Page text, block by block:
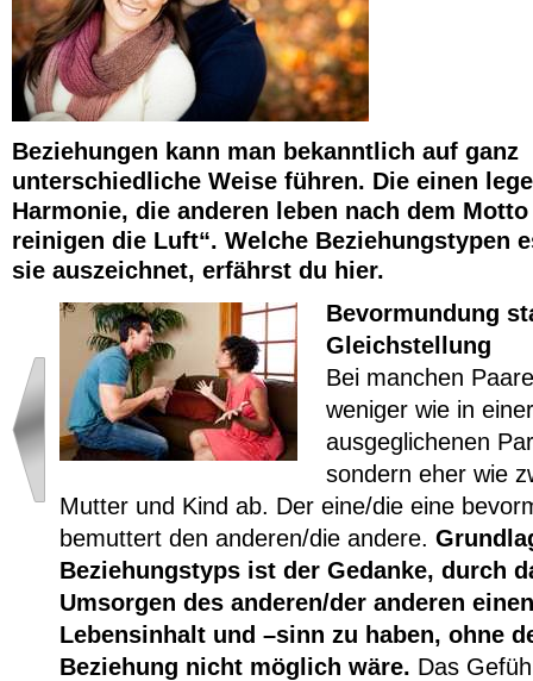
Beziehungen kann man bekanntlich auf ganz
unterschiedliche Weise führen. Die einen
Harmonie, die anderen leben nach dem
reinigen die Luft“. Welche Beziehungstypen
sie auszeichnet, erfährst du hier.
Bevormundung
Gleichstellung
Bei manchen
weniger wie in einer
ausgeglichenen
sondern eher wie
Mutter und Kind ab. Der eine/die eine
bemuttert den anderen/die andere.
Beziehungstyps ist der Gedanke, durch
Umsorgen des anderen/der anderen einen
Lebensinhalt und –sinn zu haben, ohne
Beziehung nicht möglich wäre. Das